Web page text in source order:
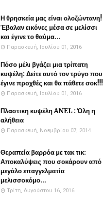
Η θρησκεία μας είναι ολοζώντανη!
Έβαλαν εικόνες μέσα σε μελίσσι
και έγινε το θαύμα...
Παρασκευή, Ιουλίου 01, 2016
Πόσο μέλι βγάζει μια τρίπατη
κυψέλη: Δείτε αυτό τον τρύγο που
έγινε προχθές και θα πάθετε σοκ!!!
Παρασκευή, Ιουλίου 01, 2016
Πλαστικη κυψέλη ANEL : Όλη η
αλήθεια
Παρασκευή, Νοεμβρίου 07, 2014
Θεραπεία βαρρόα με τακ τικ:
Αποκαλύψεις που σοκάρουν από
μεγάλο επαγγελματία
μελισσοκόμο...
Τρίτη, Αυγούστου 16, 2016